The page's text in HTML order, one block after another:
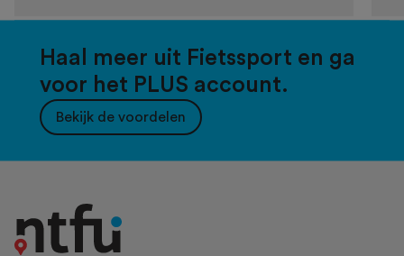
Haal meer uit Fietssport en ga
voor het PLUS account.
Bekijk de voordelen